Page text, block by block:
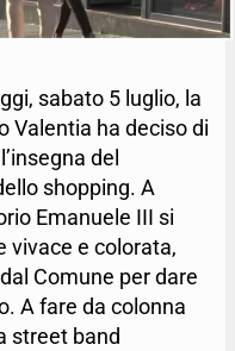
sabato 5 luglio, la
Valentia ha deciso di
del
shopping. A
Emanuele III si
vivace e colorata,
Comune per dare
A fare da colonna
street band